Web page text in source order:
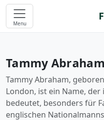
Menu
Tammy Abraham
Tammy Abraham,
London, ist ein Name, der
bedeutet, besonders für
englischen